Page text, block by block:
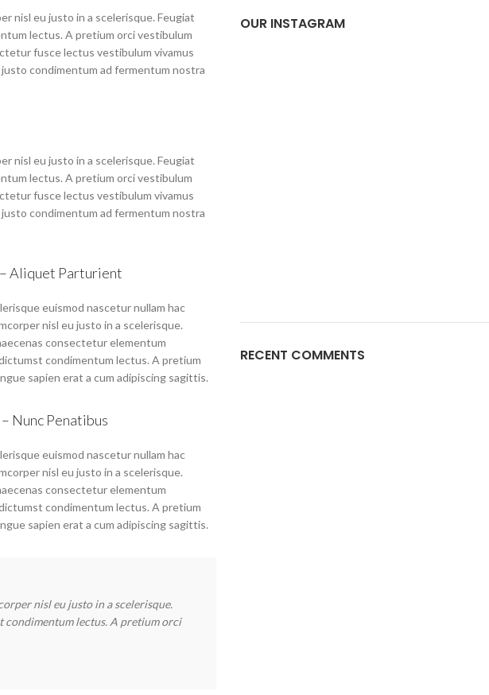
nisl eu justo in a scelerisque. Feugiat
lectus. A pretium orci vestibulum
fusce lectus vestibulum vivamus
condimentum ad fermentum nostra
nisl eu justo in a scelerisque. Feugiat
lectus. A pretium orci vestibulum
fusce lectus vestibulum vivamus
condimentum ad fermentum nostra
Aliquet Parturient
euismod nascetur nullam hac
nisl eu justo in a scelerisque.
consectetur elementum
condimentum lectus. A pretium
sapien erat a cum adipiscing sagittis.
Nunc Penatibus
euismod nascetur nullam hac
nisl eu justo in a scelerisque.
consectetur elementum
condimentum lectus. A pretium
sapien erat a cum adipiscing sagittis.
nisl eu justo in a scelerisque.
condimentum lectus. A pretium orci
OUR INSTAGRAM
RECENT COMMENTS